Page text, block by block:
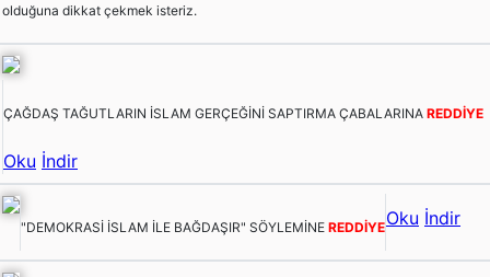
olduğuna dikkat çekmek isteriz.
ÇAĞDAŞ TAĞUTLARIN İSLAM GERÇEĞİNİ SAPTIRMA ÇABALARINA REDDİYE
Oku İndir
"DEMOKRASİ İSLAM İLE BAĞDAŞIR" SÖYLEMİNE REDDİYEOku İndir